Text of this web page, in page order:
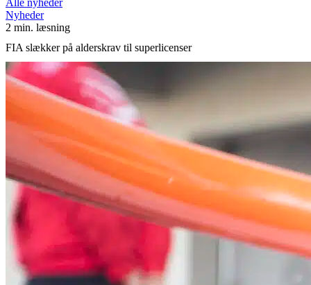
Alle nyheder
Nyheder
2 min. læsning
FIA slækker på alderskrav til superlicenser